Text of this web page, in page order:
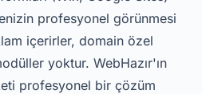
profesyonel görünmesi
içerirler, domain özel
yoktur. WebHazır'ın
profesyonel bir çözüm